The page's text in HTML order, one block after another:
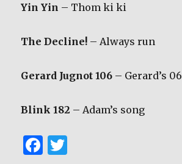
Yin Yin – Thom ki ki
The Decline! – Always run
Gerard Jugnot 106 – Gerard’s 06
Blink 182 – Adam’s song
F